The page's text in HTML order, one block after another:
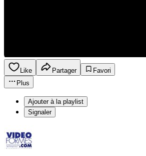
Like Partager
Favori
Plus
Ajouter à la playlist
Signaler